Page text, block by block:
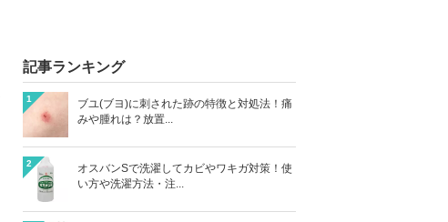
記事ランキング
1
ブユ(ブヨ)に刺された跡の特徴と対処法！痛
みや腫れは？放置...
2
オスバンSで洗濯してカビやワキガ対策！使
い方や洗濯方法・注...